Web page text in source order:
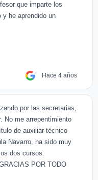
que imparte los
he aprendido un
Hace 4 años
por las secretarias,
No me arrepentimiento
de auxiliar técnico
Navarro, ha sido muy
dos cursos.
POR TODO